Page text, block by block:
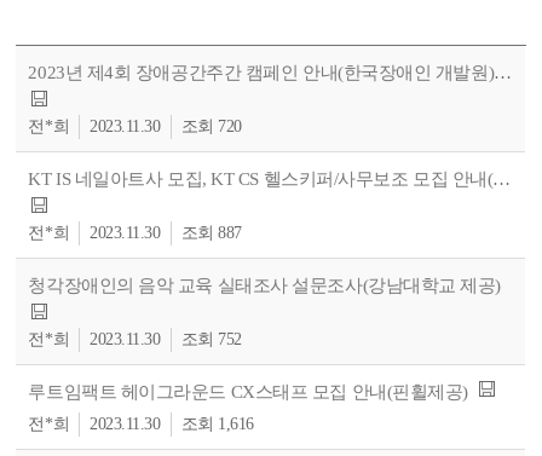
2023년 제4회 장애공간주간 캠페인 안내(한국장애인 개발원) ~많은 참여 부탁드려요
전*희 2023.11.30 720
KT IS 네일아트사 모집, KT CS 헬스키퍼/사무보조 모집 안내(핀휠 제공)
전*희 2023.11.30 887
청각장애인의 음악 교육 실태조사 설문조사(강남대학교 제공)
전*희 2023.11.30 752
루트임팩트 헤이그라운드 CX스태프 모집 안내(핀휠제공)
전*희 2023.11.30 1,616